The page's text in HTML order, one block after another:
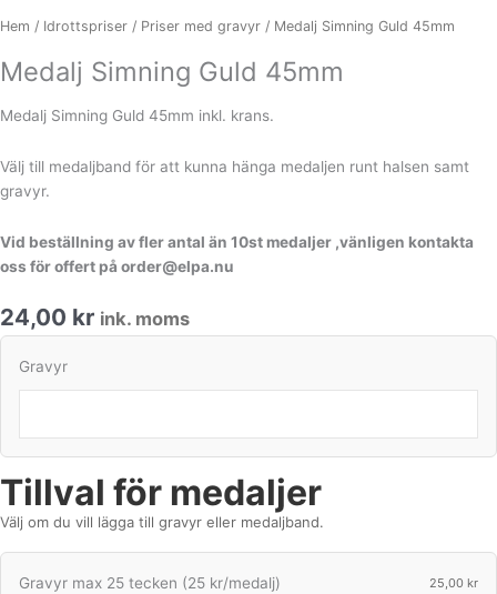
Hem / Idrottspriser / Priser med gravyr / Medalj Simning Guld 45mm
Medalj Simning Guld 45mm
Medalj Simning Guld 45mm inkl. krans.
Välj till medaljband för att kunna hänga medaljen runt halsen samt
gravyr.
Vid beställning av fler antal än 10st medaljer ,vänligen kontakta
oss för offert på order@elpa.nu
24,00 kr ink. moms
Gravyr
Tillval för medaljer
Välj om du vill lägga till gravyr eller medaljband.
Gravyr max 25 tecken (25 kr/medalj) 25,00 kr
Simning
Guld